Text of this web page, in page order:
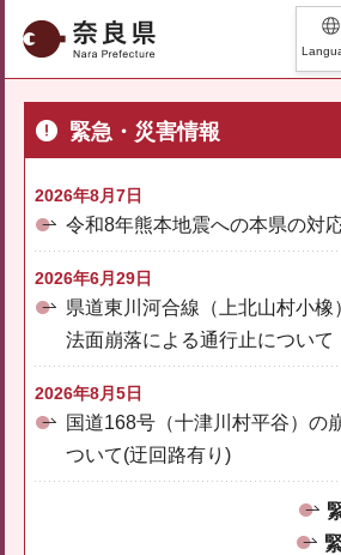
奈良県
緊急・災害情報
2026年8月7日
令和8年熊本地震への本県の対
2026年6月29日
県道東川河合線（上北山村小橡
法面崩落による通行止について
2026年8月5日
国道168号（十津川村平谷）の
ついて(迂回路有り)